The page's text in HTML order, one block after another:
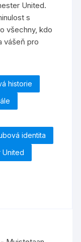
United.
s
všechny, kdo
vášeň pro
historie
identita
United